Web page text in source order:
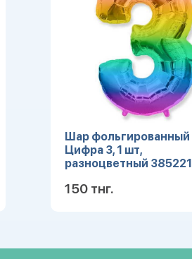
Шар фольгированный
Цифра 3, 1 шт,
разноцветный
150 тнг.